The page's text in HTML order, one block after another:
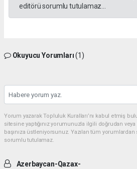
editörü sorumlu tutulamaz...
Okuyucu Yorumları(1)
Yorum yazarak Topluluk Kuralları’nı kabul etmiş
sitesine yaptığınız yorumunuzla ilgili doğrudan
başınıza üstleniyorsunuz. Yazılan tüm
sorumlu tutulamaz.
Azerbaycan-Qazax-